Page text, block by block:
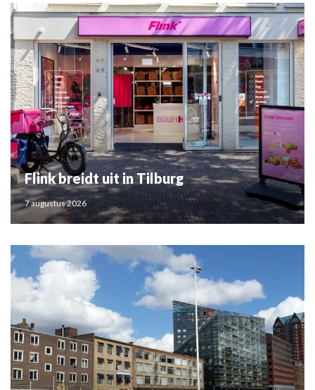
Flink breidt uit in Tilburg
7 augustus 2026